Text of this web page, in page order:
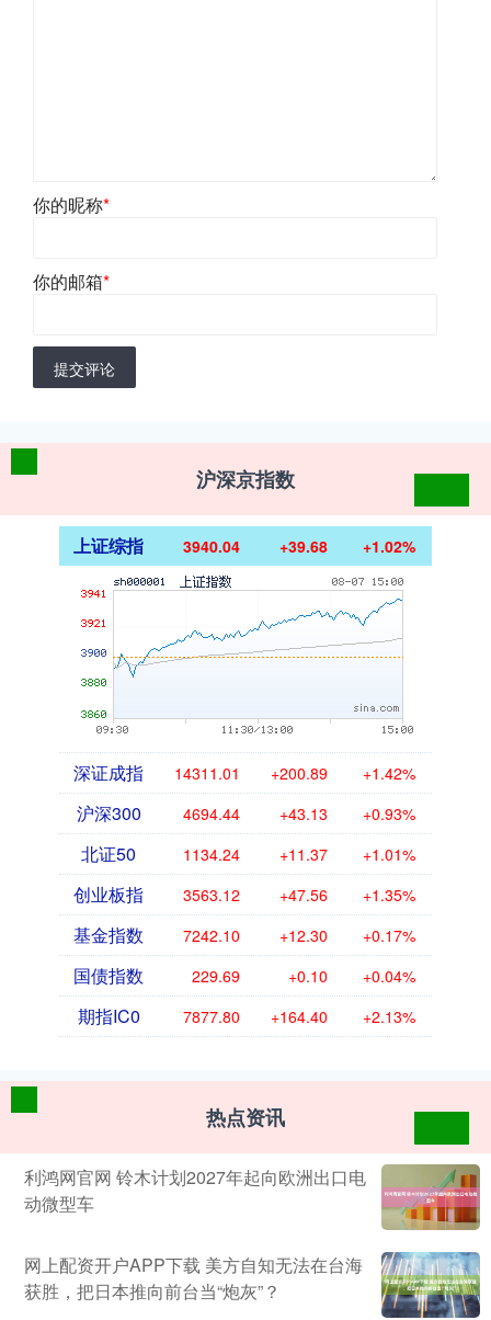
你的昵称*
你的邮箱*
提交评论
沪深京指数
上证综指 3940.04 +39.68 +1.02%
深证成指 14311.01 +200.89 +1.42%
沪深300 4694.44 +43.13 +0.93%
北证50 1134.24 +11.37 +1.01%
创业板指 3563.12 +47.56 +1.35%
基金指数 7242.10 +12.30 +0.17%
国债指数 229.69 +0.10 +0.04%
期指IC0 7877.80 +164.40 +2.13%
热点资讯
利鸿网官网 铃木计划2027年起向欧洲出口电
动微型车
网上配资开户APP下载 美方自知无法在台海
获胜，把日本推向前台当“炮灰”？